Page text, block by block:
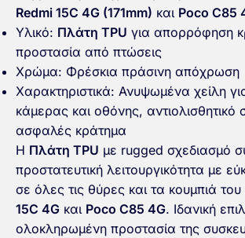
Redmi 15C 4G (171mm) και Poco C85
Υλικό: Πλάτη TPU για απορρόφηση
προστασία από πτώσεις
Χρώμα: Φρέσκια πράσινη απόχρωση
Χαρακτηριστικά: Ανυψωμένα χείλη
κάμερας και οθόνης, αντιολισθητικό
ασφαλές κράτημα
Η Πλάτη TPU με rugged σχεδιασμό
προστατευτική λειτουργικότητα με
σε όλες τις θύρες και τα κουμπιά του
15C 4G και Poco C85 4G. Ιδανική
ολοκληρωμένη προστασία της